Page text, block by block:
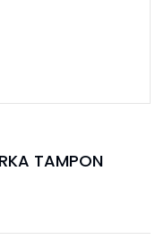
TAMPON